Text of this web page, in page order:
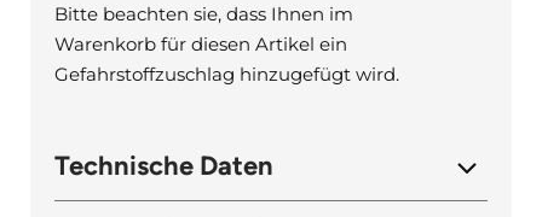
Bitte beachten sie, dass Ihnen im
Warenkorb für diesen Artikel ein
Gefahrstoffzuschlag hinzugefügt wird.
Technische Daten